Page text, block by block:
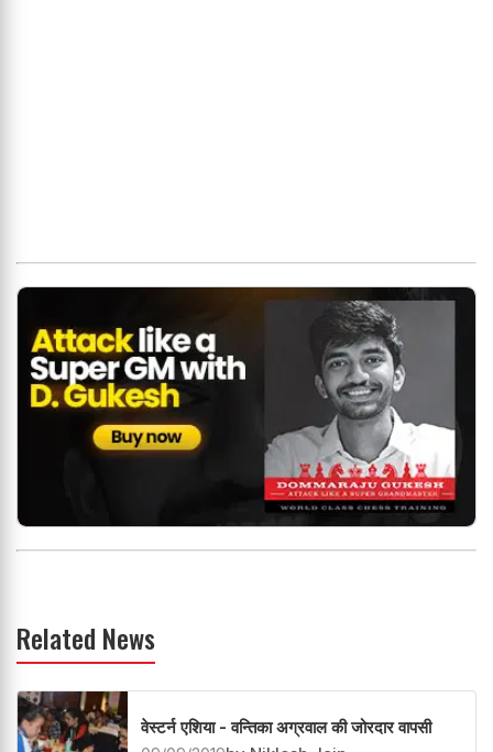
Related News
वेस्टर्न एशिया - वन्तिका अग्रवाल की जोरदार वापसी